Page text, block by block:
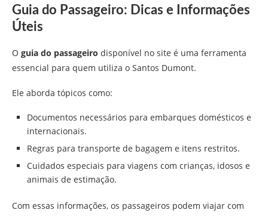
Guia do Passageiro: Dicas e Informações
Úteis
O guia do passageiro disponível no site é uma ferramenta
essencial para quem utiliza o Santos Dumont.
Ele aborda tópicos como:
Documentos necessários para embarques domésticos e
internacionais.
Regras para transporte de bagagem e itens restritos.
Cuidados especiais para viagens com crianças, idosos e
animais de estimação.
Com essas informações, os passageiros podem viajar com